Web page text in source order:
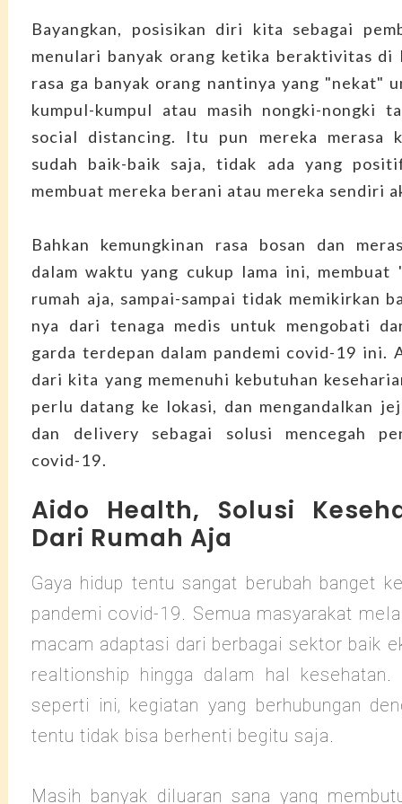
Bayangkan, posisikan diri kita sebagai
menulari banyak orang ketika beraktivitas di
rasa ga banyak orang nantinya yang "nekat"
kumpul-kumpul atau masih nongki-nongki
social distancing. Itu pun mereka merasa
sudah baik-baik saja, tidak ada yang
membuat mereka berani atau mereka sendiri
Bahkan kemungkinan rasa bosan dan
dalam waktu yang cukup lama ini, membuat
rumah aja, sampai-sampai tidak memikirkan
nya dari tenaga medis untuk mengobati
garda terdepan dalam pandemi covid-19 ini.
dari kita yang memenuhi kebutuhan
perlu datang ke lokasi, dan mengandalkan
dan delivery sebagai solusi mencegah
covid-19.
Aido Health, Solusi
Dari Rumah Aja
Gaya hidup tentu sangat berubah banget
pandemi covid-19. Semua masyarakat
macam adaptasi dari berbagai sektor baik
realtionship hingga dalam hal kesehatan.
seperti ini, kegiatan yang berhubungan
tentu tidak bisa berhenti begitu saja.
Masih banyak diluaran sana yang